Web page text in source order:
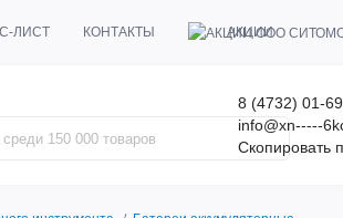
ЛИСТ КОНТАКТЫ АКЦИИ
8 (4732) 01-
info@xn-----
Скопировать